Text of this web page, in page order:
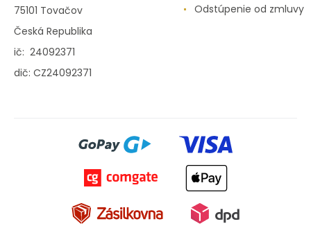
75101 Tovačov
Česká Republika
ič: 24092371
dič: CZ24092371
Odstúpenie od zmluvy